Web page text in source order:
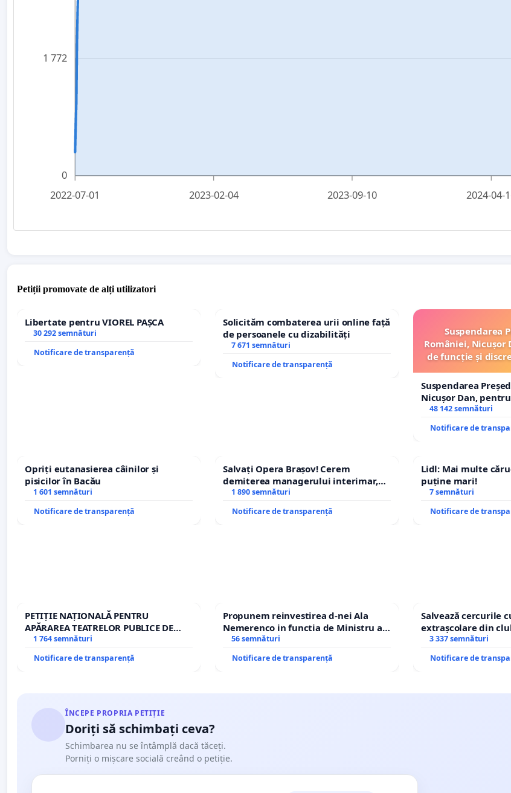
0
1 772
2022-07-01 2023-02-04 2023-09-10 2024-04-
Petiții promovate de alți utilizatori
Libertate pentru VIOREL PAȘCA
30 292 semnături
Notificare de transparență
Solicităm combaterea urii online față
de persoanele cu dizabilități
7 671 semnături
Notificare de transparență
Suspendarea
României, Nicușor
de funcție și
Suspendarea
Nicușor Dan,
și discreditarea
48 142 semnături
Notificare de
Opriți eutanasierea câinilor și
pisicilor în Bacău
1 601 semnături
Notificare de transparență
Salvați Opera Brașov! Cerem
demiterea managerului interimar,
Petrean Lucian-Marius!
1 890 semnături
Notificare de transparență
Lidl: Mai multe
puține mari!
7 semnături
Notificare de
PETIȚIE NAȚIONALĂ PENTRU
APĂRAREA TEATRELOR PUBLICE DE
REPERTORIU DIN ROMÂNIA
1 764 semnături
Notificare de transparență
Propunem reinvestirea d-nei Ala
Nemerenco in functia de Ministru al
Sanatatii
56 semnături
Notificare de transparență
Salvează cercurile
extrașcolare din
copiilor
3 337 semnături
Notificare de
ÎNCEPE PROPRIA PETIȚIE
Doriți să schimbați ceva?
Schimbarea nu se întâmplă dacă tăceți.
Porniți o mișcare socială creând o petiție.